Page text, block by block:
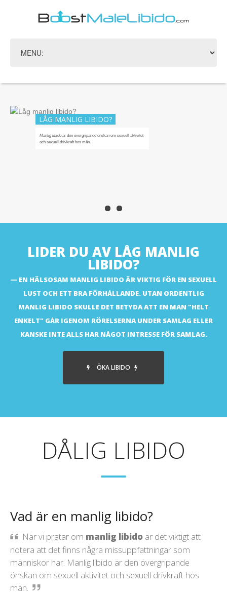
LIDER DU AV LÅG MANLIG
LIBIDO?
EN HÄLSOSAM MANLIG LIBIDO ÄR VIKTIG FÖR EN SEXUELL
LUST OCH ETT BRA FÖRHÅLLANDE. UTAN ORDENTLIG
MANLIG LIBIDO SKULLE DET BETYDA ATT EN MAN "HELT
ENKELT" GÅR IGENOM RÖRELSERNA UNDER SAMLAG ELLER
KANSKE INTE ALLS HAR NÅGOT INTRESSE FÖR SAMLAG.
ÖKA LIBIDO
DÅLIG LIBIDO
Vad är en manlig libido?
När vi pratar om manlig libido är det viktigt att
notera att det finns några missuppfattningar som
människor har. Manlig libido är den övergripande
önskan om sexuell aktivitet och sexuell drivkraft hos
män.